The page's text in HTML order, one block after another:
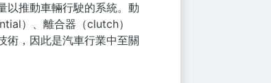
以推動車輛行駛的系統。動
）、離合器（clutch）
術，因此是汽車行業中至關